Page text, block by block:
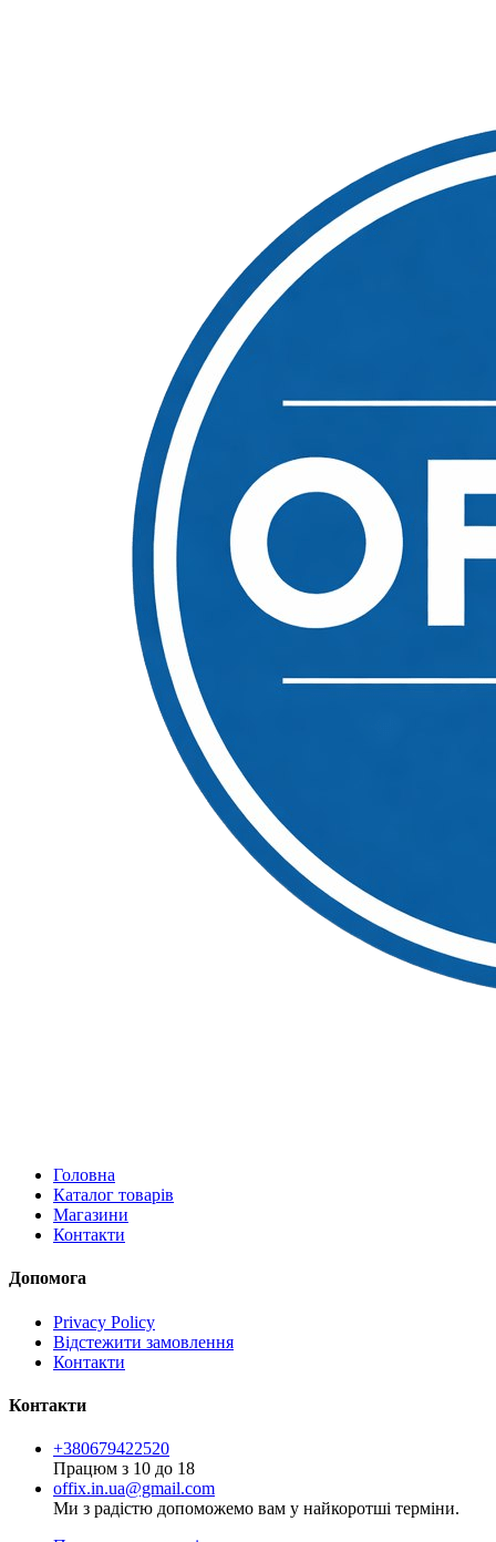
Головна
Каталог товарів
Магазини
Контакти
Допомога
Privacy Policy
Відстежити замовлення
Контакти
Контакти
+380679422520
Працюм з 10 до 18
offix.in.ua@gmail.com
Ми з радістю допоможемо вам у найкоротші терміни.